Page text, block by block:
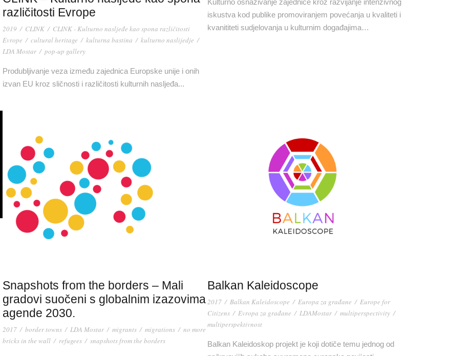
različitosti Evrope
2019 / CLINK / CLINK - Kulturno nasljeđe kao spona različitosti
Evrope / cultural heritage / kulturna bastina / kulturno naslijedje /
LDA Mostar / pop-up gallery
Produbljivanje veza između zajednica Europske unije i onih
izvan EU kroz sličnosti i različitosti kulturnih nasljeđa...
Kulturno osnaživanje zajednice kroz razvijanje intenzivnog
iskustva kod publike promoviranjem povećanja u kvaliteti i
kvanititeti sudjelovanja u kulturnim događajima…
Snapshots from the borders – Mali
gradovi suočeni s globalnim izazovima
agende 2030.
2017 / border towns / LDA Mostar / migrants / migrations / no more
bricks in the wall / refugees / snapshots from the borders
Balkan Kaleidoscope
2017 / Balkan Kaleidoscope / Europa za građane / Europe for
Citizens / Evropa za građane / LDAMostar / multiperspectivity /
multiperspektivnost
Balkan Kaleidoskop projekt je koji dotiče temu jednog od